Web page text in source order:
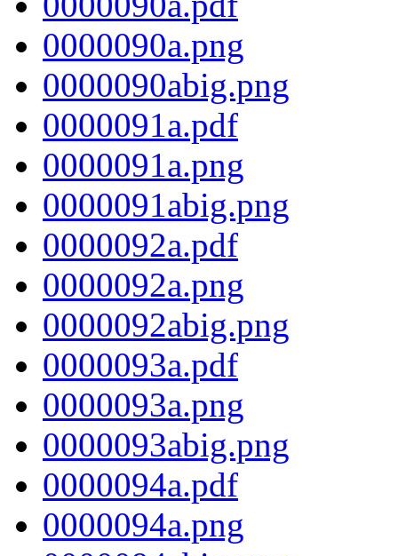
0000090a.png
0000090abig.png
0000091a.pdf
0000091a.png
0000091abig.png
0000092a.pdf
0000092a.png
0000092abig.png
0000093a.pdf
0000093a.png
0000093abig.png
0000094a.pdf
0000094a.png